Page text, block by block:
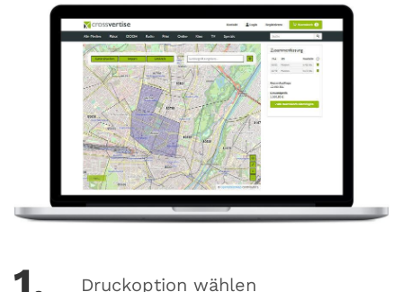
Druckoption wählen